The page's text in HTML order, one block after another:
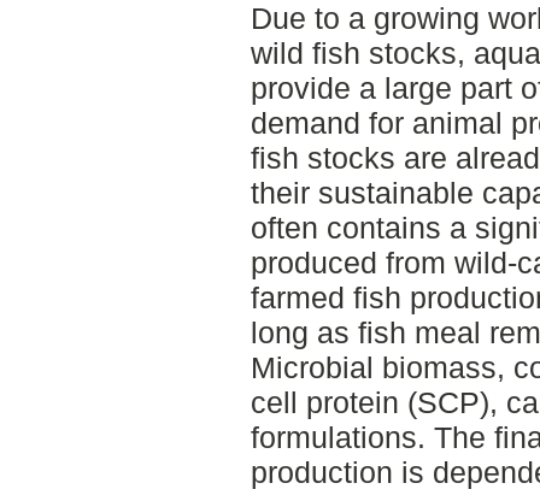
Due to a growing
wild fish stocks,
provide a large part
demand for animal
fish stocks are
their sustainable
often contains a
produced from wild-
farmed fish
long as fish meal
Microbial biomass,
cell protein (SCP),
formulations. The
production is